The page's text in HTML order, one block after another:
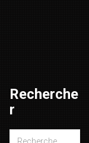
Recherche
r